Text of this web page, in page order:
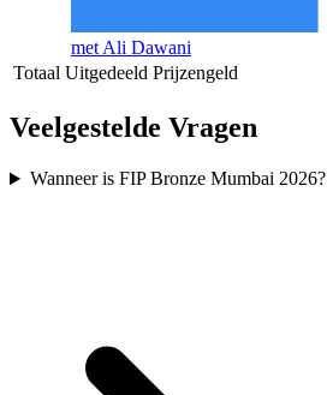
met Ali Dawani
Totaal Uitgedeeld Prijzengeld
Veelgestelde Vragen
Wanneer is FIP Bronze Mumbai 2026?